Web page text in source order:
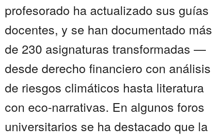
profesorado ha actualizado sus guías
docentes, y se han documentado más
de 230 asignaturas transformadas —
desde derecho financiero con análisis
de riesgos climáticos hasta literatura
con eco-narrativas. En algunos foros
universitarios se ha destacado que la